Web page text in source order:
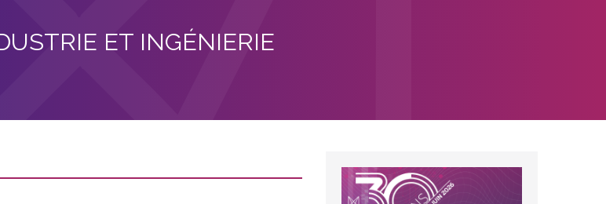
ET INGÉNIERIE